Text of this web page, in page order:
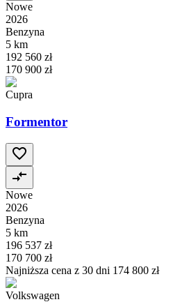
Nowe
2026
Benzyna
5 km
192 560 zł
170 900 zł
Cupra
Formentor
Nowe
2026
Benzyna
5 km
196 537 zł
170 700 zł
Najniższa cena z 30 dni 174 800 zł
Volkswagen